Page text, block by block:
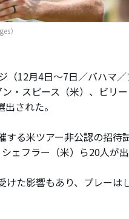
）
12月4日～7日／バハマ／
・スピース（米）、ビリ
された。
る米ツアー非公認の招待
ェフラー（米）ら20人が出
た影響もあり、プレーは